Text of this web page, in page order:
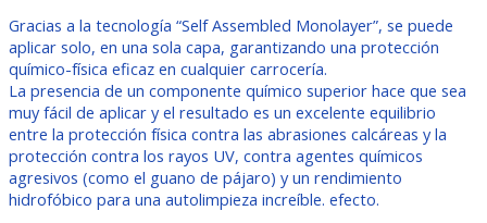
Gracias a la tecnología “Self Assembled Monolayer”, se puede
aplicar solo, en una sola capa, garantizando una protección
químico-física eficaz en cualquier carrocería.
La presencia de un componente químico superior hace que sea
muy fácil de aplicar y el resultado es un excelente equilibrio
entre la protección física contra las abrasiones calcáreas y la
protección contra los rayos UV, contra agentes químicos
agresivos (como el guano de pájaro) y un rendimiento
hidrofóbico para una autolimpieza increíble. efecto.